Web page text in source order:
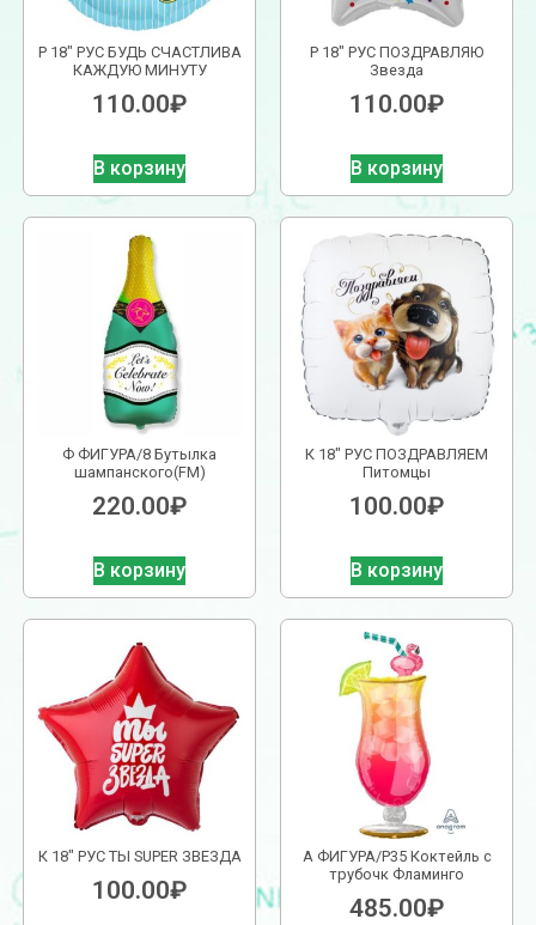
Р 18″ РУС БУДЬ СЧАСТЛИВА
КАЖДУЮ МИНУТУ
110.00₽
В корзину
Р 18″ РУС ПОЗДРАВЛЯЮ
Звезда
110.00₽
В корзину
Ф ФИГУРА/8 Бутылка
шампанского(FM)
220.00₽
В корзину
К 18″ РУС ПОЗДРАВЛЯЕМ
Питомцы
100.00₽
В корзину
К 18″ РУС ТЫ SUPER ЗВЕЗДА
100.00₽
А ФИГУРА/P35 Коктейль с
трубочк Фламинго
485.00₽